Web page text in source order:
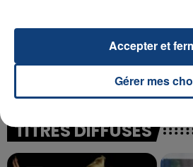
UNE ADOLESCENTE
OPÉRER DE LA CHEVILLE
La famille a porté plainte
reconnu sa responsabilité et
TITRES DIFFUSÉS
Gérer mes
Accepter et